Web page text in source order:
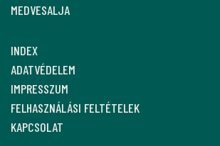
MEDVESALJA
INDEX
ADATVÉDELEM
IMPRESSZUM
FELHASZNÁLÁSI FELTÉTELEK
KAPCSOLAT